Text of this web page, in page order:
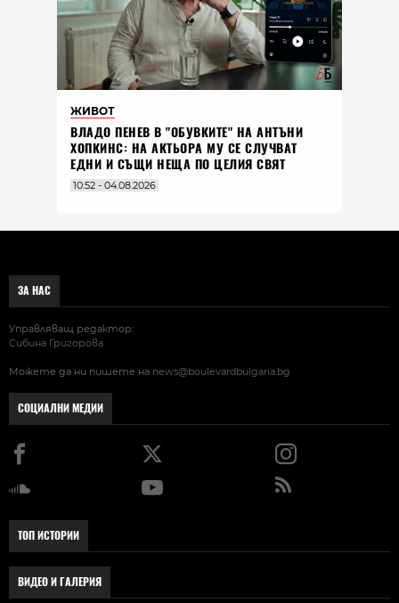
ЖИВОТ
ВЛАДO ПЕНЕВ В "ОБУВКИТЕ" НА АНТЪНИ
ХОПКИНС: НА АКТЬОРА МУ СЕ СЛУЧВАТ
ЕДНИ И СЪЩИ НЕЩА ПО ЦЕЛИЯ СВЯТ
10:52 - 04.08.2026
ЗА НАС
Управляващ редактор:
Сибина Григорова
Можете да ни пишете на news@boulevardbulgaria.bg
СОЦИАЛНИ МЕДИИ
ТОП ИСТОРИИ
ВИДЕО И ГАЛЕРИЯ